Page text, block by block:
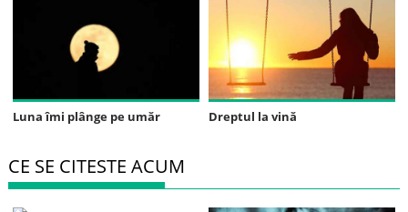
Luna îmi plânge pe umăr Dreptul la vină
CE SE CITESTE ACUM